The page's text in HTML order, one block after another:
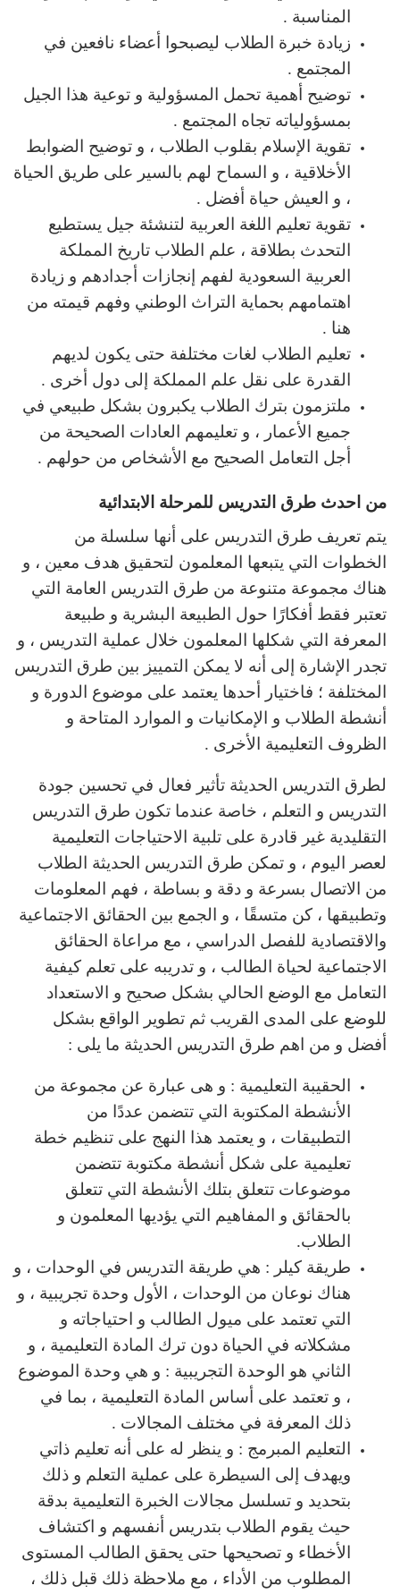
المناسبة .
زيادة خبرة الطلاب ليصبحوا أعضاء نافعين في
المجتمع .
توضيح أهمية تحمل المسؤولية و توعية هذا الجيل
بمسؤولياته تجاه المجتمع .
تقوية الإسلام بقلوب الطلاب ، و توضيح الضوابط
الأخلاقية ، و السماح لهم بالسير على طريق الحياة
، و العيش حياة أفضل .
تقوية تعليم اللغة العربية لتنشئة جيل يستطيع
التحدث بطلاقة ، علم الطلاب تاريخ المملكة
العربية السعودية لفهم إنجازات أجدادهم و زيادة
اهتمامهم بحماية التراث الوطني وفهم قيمته من
هنا .
تعليم الطلاب لغات مختلفة حتى يكون لديهم
القدرة على نقل علم المملكة إلى دول أخرى .
ملتزمون بترك الطلاب يكبرون بشكل طبيعي في
جميع الأعمار ، و تعليمهم العادات الصحيحة من
أجل التعامل الصحيح مع الأشخاص من حولهم .
من احدث طرق التدريس للمرحلة الابتدائية
يتم تعريف طرق التدريس على أنها سلسلة من
الخطوات التي يتبعها المعلمون لتحقيق هدف معين ، و
هناك مجموعة متنوعة من طرق التدريس العامة التي
تعتبر فقط أفكارًا حول الطبيعة البشرية و طبيعة
المعرفة التي شكلها المعلمون خلال عملية التدريس ، و
تجدر الإشارة إلى أنه لا يمكن التمييز بين طرق التدريس
المختلفة ؛ فاختيار أحدها يعتمد على موضوع الدورة و
أنشطة الطلاب و الإمكانيات و الموارد المتاحة و
الظروف التعليمية الأخرى .
لطرق التدريس الحديثة تأثير فعال في تحسين جودة
التدريس و التعلم ، خاصة عندما تكون طرق التدريس
التقليدية غير قادرة على تلبية الاحتياجات التعليمية
لعصر اليوم ، و تمكن طرق التدريس الحديثة الطلاب
من الاتصال بسرعة و دقة و بساطة ، فهم المعلومات
وتطبيقها ، كن متسقًا ، و الجمع بين الحقائق الاجتماعية
والاقتصادية للفصل الدراسي ، مع مراعاة الحقائق
الاجتماعية لحياة الطالب ، و تدريبه على تعلم كيفية
التعامل مع الوضع الحالي بشكل صحيح و الاستعداد
للوضع على المدى القريب ثم تطوير الواقع بشكل
أفضل و من اهم طرق التدريس الحديثة ما يلى :
الحقيبة التعليمية : و هى عبارة عن مجموعة من
الأنشطة المكتوبة التي تتضمن عددًا من
التطبيقات ، و يعتمد هذا النهج على تنظيم خطة
تعليمية على شكل أنشطة مكتوبة تتضمن
موضوعات تتعلق بتلك الأنشطة التي تتعلق
بالحقائق و المفاهيم التي يؤديها المعلمون و
الطلاب.
طريقة كيلر : هي طريقة التدريس في الوحدات ، و
هناك نوعان من الوحدات ، الأول وحدة تجريبية ، و
التي تعتمد على ميول الطالب و احتياجاته و
مشكلاته في الحياة دون ترك المادة التعليمية ، و
الثاني هو الوحدة التجريبية : و هي وحدة الموضوع
، و تعتمد على أساس المادة التعليمية ، بما في
ذلك المعرفة في مختلف المجالات .
التعليم المبرمج : و ينظر له على أنه تعليم ذاتي
ويهدف إلى السيطرة على عملية التعلم و ذلك
بتحديد و تسلسل مجالات الخبرة التعليمية بدقة
حيث يقوم الطلاب بتدريس أنفسهم و اكتشاف
الأخطاء و تصحيحها حتى يحقق الطالب المستوى
المطلوب من الأداء ، مع ملاحظة ذلك قبل ذلك ،